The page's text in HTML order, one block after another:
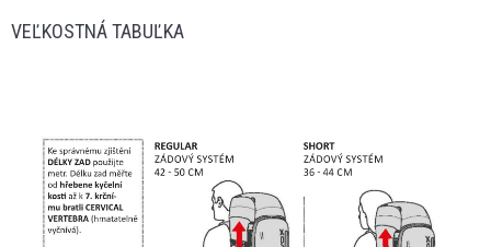
VEĽKOSTNÁ TABUĽKA